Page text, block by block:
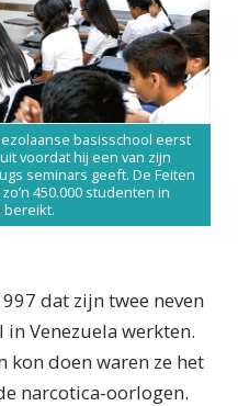
basisschool eerst
voordat hij een van zijn
seminars geeft. De Feiten
450.000 studenten in
bereikt.
dat zijn twee neven
Venezuela werkten.
kon doen waren ze het
narcotica-oorlogen.